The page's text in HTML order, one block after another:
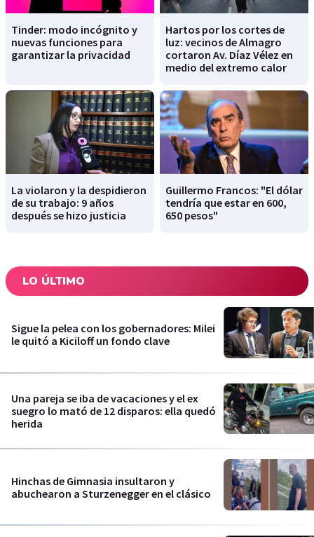
Tinder: modo incógnito y
nuevas funciones para
garantizar la privacidad
Hartos por los cortes de
luz: vecinos de Almagro
cortaron Av. Díaz Vélez en
medio del extremo calor
La violaron y la despidieron
de su trabajo: 9 años
después se hizo justicia
Guillermo Francos: "El dólar
tendría que estar en 600,
650 pesos"
LO ÚLTIMO
Sigue la pelea con los gobernadores: Milei
le quitó a Kiciloff un fondo clave
Una pareja se iba de vacaciones y el ex
suegro lo mató de 12 disparos: ella quedó
herida
Hinchas de Gimnasia insultaron y
abuchearon a Sturzenegger en el clásico